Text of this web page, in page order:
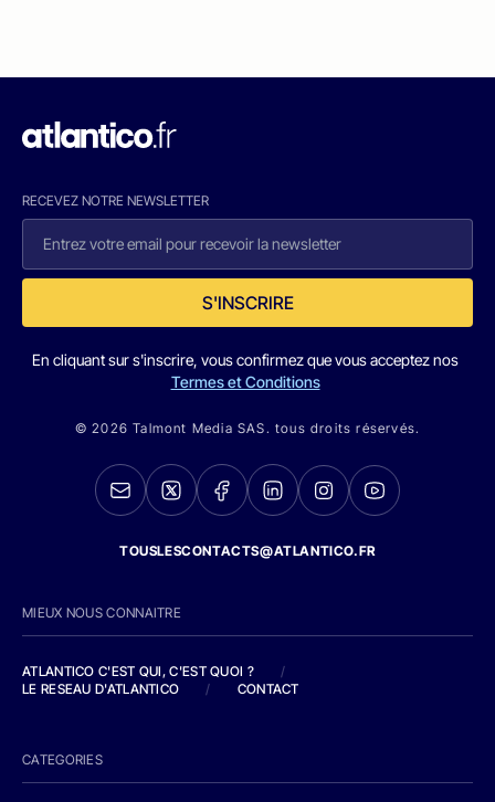
RECEVEZ NOTRE NEWSLETTER
S'INSCRIRE
En cliquant sur s'inscrire, vous confirmez que vous acceptez nos
Termes et Conditions
© 2026 Talmont Media SAS. tous droits réservés.
TOUSLESCONTACTS@ATLANTICO.FR
MIEUX NOUS CONNAITRE
ATLANTICO C'EST QUI, C'EST QUOI ?
/
LE RESEAU D'ATLANTICO
/ CONTACT
CATEGORIES